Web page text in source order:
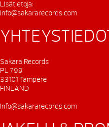
Lisätietoja:
info@sakararecords.com
Sakara Records
PL 799
33101 Tampere
FINLAND
info@sakararecords.com